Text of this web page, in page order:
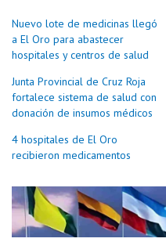
Nuevo lote de medicinas llegó
a El Oro para abastecer
hospitales y centros de salud
Junta Provincial de Cruz Roja
fortalece sistema de salud con
donación de insumos médicos
4 hospitales de El Oro
recibieron medicamentos